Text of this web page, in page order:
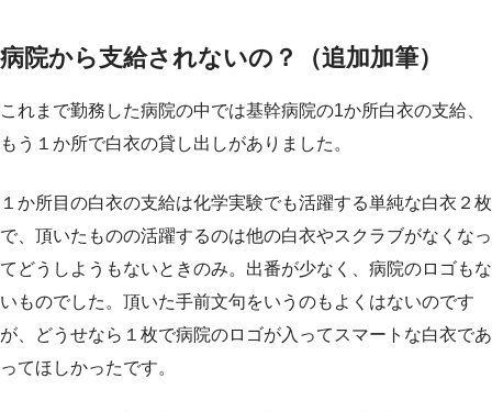
病院から支給されないの？（追加加筆）
これまで勤務した病院の中では基幹病院の1か所白衣の支給、
もう１か所で白衣の貸し出しがありました。
１か所目の白衣の支給は化学実験でも活躍する単純な白衣２枚
で、頂いたものの活躍するのは他の白衣やスクラブがなくなっ
てどうしようもないときのみ。出番が少なく、病院のロゴもな
いものでした。頂いた手前文句をいうのもよくはないのです
が、どうせなら１枚で病院のロゴが入ってスマートな白衣であ
ってほしかったです。